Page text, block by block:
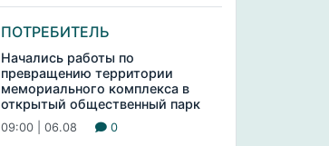
ПОТРЕБИТЕЛЬ
Начались работы по
превращению территории
мемориального комплекса в
открытый общественный парк
09:00 | 06.08 0